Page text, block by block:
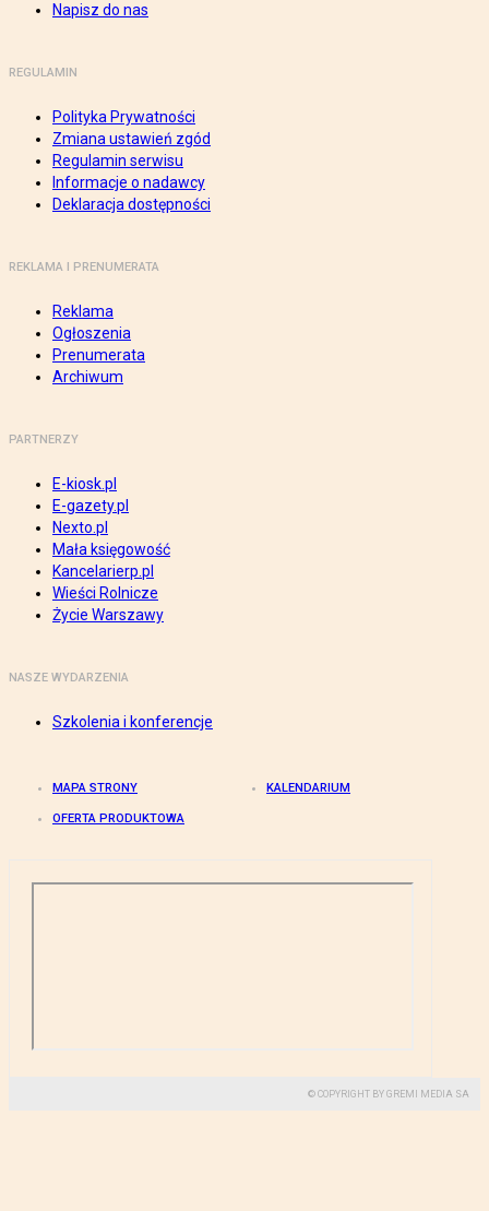
Napisz do nas
REGULAMIN
Polityka Prywatności
Zmiana ustawień zgód
Regulamin serwisu
Informacje o nadawcy
Deklaracja dostępności
REKLAMA I PRENUMERATA
Reklama
Ogłoszenia
Prenumerata
Archiwum
PARTNERZY
E-kiosk.pl
E-gazety.pl
Nexto.pl
Mała księgowość
Kancelarierp.pl
Wieści Rolnicze
Życie Warszawy
NASZE WYDARZENIA
Szkolenia i konferencje
MAPA STRONY KALENDARIUM
OFERTA PRODUKTOWA
© COPYRIGHT BY GREMI MEDIA SA